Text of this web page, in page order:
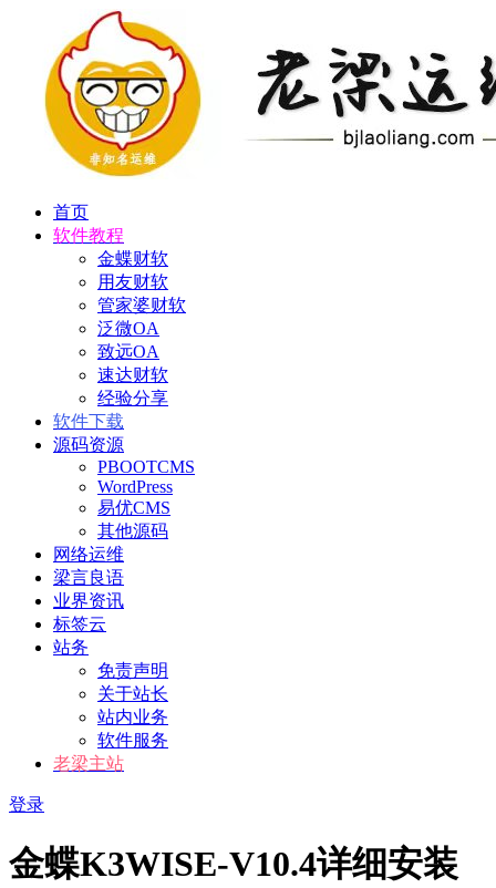
首页
软件教程
金蝶财软
用友财软
管家婆财软
泛微OA
致远OA
速达财软
经验分享
软件下载
源码资源
PBOOTCMS
WordPress
易优CMS
其他源码
网络运维
梁言良语
业界资讯
标签云
站务
免责声明
关于站长
站内业务
软件服务
老梁主站
登录
金蝶K3WISE-V10.4详细安装